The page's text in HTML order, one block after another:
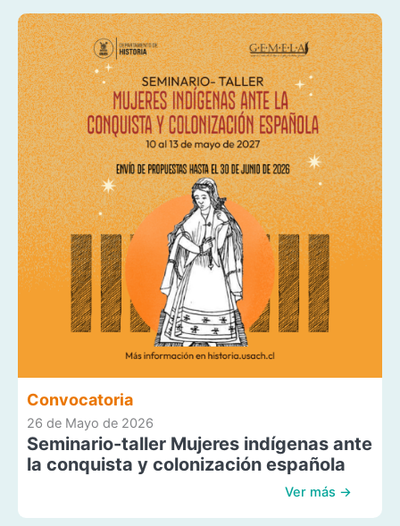
Convocatoria
26 de Mayo de 2026
Seminario-taller Mujeres indígenas ante
la conquista y colonización española
Ver más →